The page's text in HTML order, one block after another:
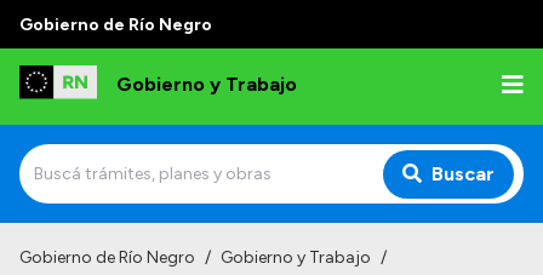
Gobierno de Río Negro
Gobierno y Trabajo
Buscar
Gobierno de Río Negro / Gobierno y Trabajo /